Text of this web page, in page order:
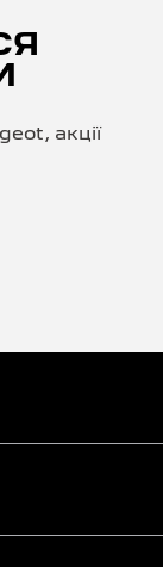
акції